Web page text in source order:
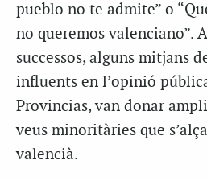
pueblo no te admite” o
no queremos valenciano”.
successos, alguns mitjans
influents en l’opinió
Provincias, van donar
veus minoritàries que
valencià.